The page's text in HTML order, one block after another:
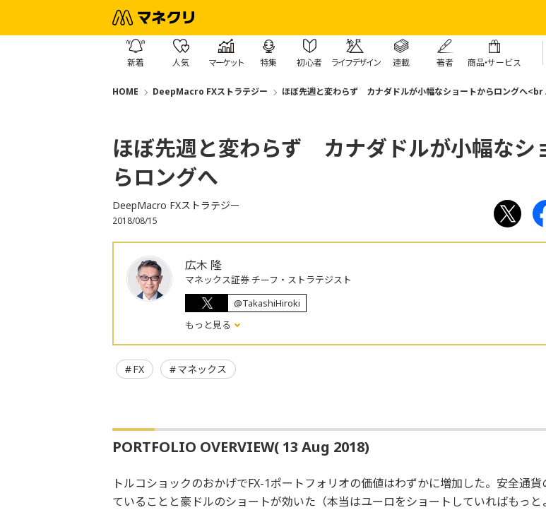
新着 人気 マーケット 特集 初心者 ライフデザイン 連載 著者 商品・サービス
HOME DeepMacro FXストラテジー ほぼ先週と変わらず カナダドルが小幅なショートからロングへ<br
ほぼ先週と変わらず カナダドルが小幅なシ
らロングへ
DeepMacro FXストラテジー
2018/08/15
広木 隆
マネックス証券 チーフ・ストラテジスト
@TakashiHiroki
もっと見る
FX マネックス
PORTFOLIO OVERVIEW( 13 Aug 2018)
トルコショックのおかげでFX-1ポートフォリオの価値はわずかに増加した。安全通貨
ていることと豪ドルのショートが効いた（本当はユーロをショートしていればもっと